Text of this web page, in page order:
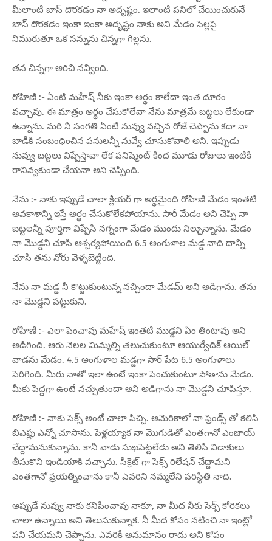
మీలాంటి బాస్ దొరకడం నా అదృష్టం. ఇలాంటి పనిలో చేయించుకునే
బాస్ దొరకడం ఇంకా ఇంకా అదృష్టం నాకు అని మేడం సెల్లపై
నిమురుతూ ఒక సన్నును చిన్నగా గిల్లను.
తన చిన్నగా అరిచి నవ్వింది.
రోహిణి :- ఏంటి మహేష్ నీకు ఇంకా అర్థం కాలేదా ఇంత దూరం
వచ్చావు. ఈ మాత్రం అర్థం చేసుకోలేవా నేను మాత్రమే బట్టలు లేకుండా
ఉన్నాను. మరి నీ సంగతి ఏంటి నువ్వు వచ్చిన రోజే చెప్పాను కదా నా
బాడీకి సంబంధించిన పనులన్నీ నువ్వే చూసుకోవాలి అని. ఇప్పుడు
నువ్వు బట్టలు విప్పేస్తావా లేక పనిష్మెంట్ కింద మూడు రోజులు ఇంటికి
రానివ్వకుండా చేయనా అని చెప్పింది.
నేను :- నాకు ఇప్పుడే చాలా క్లియర్ గా అర్థమైంది రోహిణి మేడం ఇంతటి
అవకాశాన్ని ఇస్తే అర్థం చేసుకోలేకపోయాను. సారీ మేడం అని చెప్పి నా
బట్టలన్నీ పూర్తిగా విప్పేసి నగ్నంగా మేడం ముందు నిల్చున్నాను. మేడం
నా మొడ్డని చూసి ఆశ్చర్యపోయింది 6.5 అంగుళాల మడ్డ నాది దాన్ని
చూసి తను నోరు వెళ్ళబెట్టింది.
నేను నా మడ్డ నీ కొట్టుకుంటున్న నచ్చిందా మేడమ్ అని అడిగాను. తను
నా మొడ్డని పట్టుకుని.
రోహిణి :- ఎలా పెంచావు మహేష్ ఇంతటి ముడ్డని ఏం తింటావు అని
అడిగింది. ఆరు నెలల మిమ్మల్ని తలుచుకుంటూ ఆయుర్వేదిక్ ఆయిల్
వాడను మేడం. 4.5 అంగుళాల మడ్డగా సార్ పేట 6.5 అంగుళాలు
పెరిగింది. మీరు నాతో ఇలా ఉంటే ఇంకా పెంచుకుంటూ పోతాను మేడం.
మీకు పెద్దగా ఉంటే నచ్చుతుందా అని అడిగాను నా మొడ్డని చూపిస్తూ.
రోహిణి :- నాకు సెక్స్ అంటే చాలా పిచ్చి. అమెరికాలో నా ఫ్రెండ్స్ తో కలిసి
బిఎఫ్లు ఎన్నో చూసాను. పెళ్లయ్యాక నా మొగుడితో ఎంతగానో ఎంజాయ్
చేద్దామనుకున్నాను. కానీ వాడు సుఖపెట్టలేడు అని తెలిసి విడాకులు
తీసుకొని ఇండియాకి వచ్చాను. సీక్రెట్ గా సెక్స్ రిలేషన్ చేద్దామని
ఎంతగానో ప్రయత్నించాను కానీ ఎవరిని నమ్మలేని పరిస్థితి నాది.
అప్పుడే నువ్వు నాకు కనిపించావు నాకూ, నా మీద నీకు సెక్స్ కోరికలు
చాలా ఉన్నాయి అని తెలుసుకున్నాక. నీ మీద కోపం నటించి నా ఇంట్లో
పని చేయమని చెప్పాను. ఎవరికీ అనుమానం రాదు అని కోపం